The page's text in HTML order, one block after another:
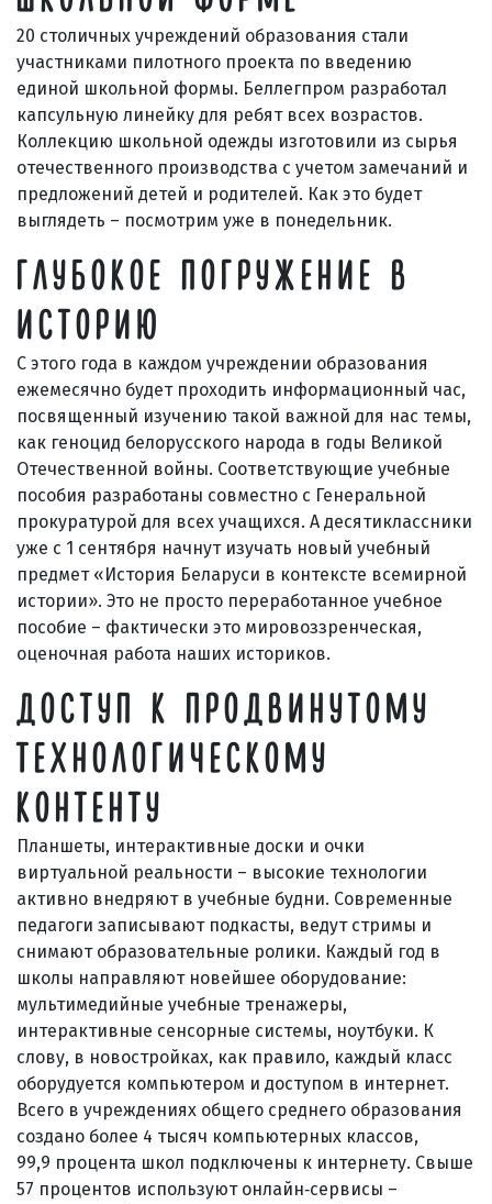
20 столичных учреждений образования стали
участниками пилотного проекта по введению
единой школьной формы. Беллегпром разработал
капсульную линейку для ребят всех возрастов.
Коллекцию школьной одежды изготовили из сырья
отечественного производства с учетом замечаний и
предложений детей и родителей. Как это будет
выглядеть – посмотрим уже в понедельник.
ГЛУБОКОЕ ПОГРУЖЕНИЕ В
ИСТОРИЮ
С этого года в каждом учреждении образования
ежемесячно будет проходить информационный час,
посвященный изучению такой важной для нас темы,
как геноцид белорусского народа в годы Великой
Отечественной войны. Соответствующие учебные
пособия разработаны совместно с Генеральной
прокуратурой для всех учащихся. А десятиклассники
уже с 1 сентября начнут изучать новый учебный
предмет «История Беларуси в контексте всемирной
истории». Это не просто переработанное учебное
пособие – фактически это мировоззренческая,
оценочная работа наших историков.
ДОСТУП К ПРОДВИНУТОМУ
ТЕХНОЛОГИЧЕСКОМУ
КОНТЕНТУ
Планшеты, интерактивные доски и очки
виртуальной реальности – высокие технологии
активно внедряют в учебные будни. Современные
педагоги записывают подкасты, ведут стримы и
снимают образовательные ролики. Каждый год в
школы направляют новейшее оборудование:
мультимедийные учебные тренажеры,
интерактивные сенсорные системы, ноутбуки. К
слову, в новостройках, как правило, каждый класс
оборудуется компьютером и доступом в интернет.
Всего в учреждениях общего среднего образования
создано более 4 тысяч компьютерных классов,
99,9 процента школ подключены к интернету. Свыше
57 процентов используют онлайн‑сервисы –